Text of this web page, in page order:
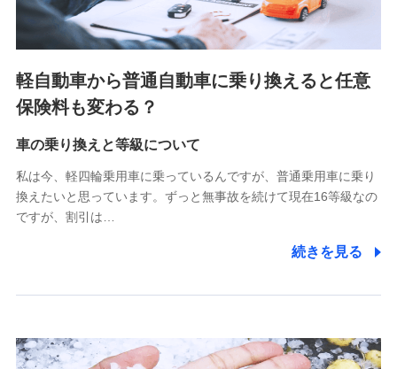
SBIリスタ少額短期保険会社
(https://www.jishin.co.jp/)
スマートプラス少額短期保険株式会社
チューリッヒ少額短期保険株式会社
(https://www.zurichssi.co.jp/)
(https://www.tokiomarine-x.co.jp/)
(https://pshoken.co.jp/)
リトルファミリー少額短期保険株式会社
(https://www.littlefamily-ssi.com/)
郵便、電話、およびＥメール等により、当社と取引のあるも
た維持管理等の委託業務遂行のため、またそれらに付帯、関
連する当社および提携会社のサービスを案内、提供するため
軽自動車から普通自動車に乗り換えると任意
保険料も変わる？
車の乗り換えと等級について
私は今、軽四輪乗用車に乗っているんですが、普通乗用車に乗り
換えたいと思っています。ずっと無事故を続けて現在16等級なの
ですが、割引は…
続きを見る